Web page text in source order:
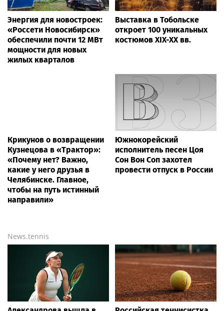
Энергия для новостроек:
«Россети Новосибирск»
обеспечили почти 12 МВт
мощности для новых
жилых кварталов
Выставка в Тобольске
откроет 100 уникальных
костюмов XIX-XX вв.
Крикунов о возвращении
Кузнецова в «Трактор»:
«Почему нет? Важно,
какие у него друзья в
Челябинске. Главное,
чтобы на путь истинный
направили»
Южнокорейский
исполнитель песен Цоя
Сон Вон Соп захотел
провести отпуск в России
News.tennis